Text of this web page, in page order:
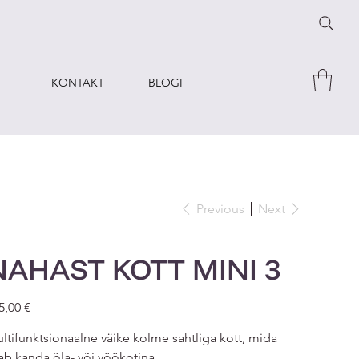
KONTAKT BLOGI
Previous Next
KOTT MINI 3
€
väike kolme sahtliga kott, mida